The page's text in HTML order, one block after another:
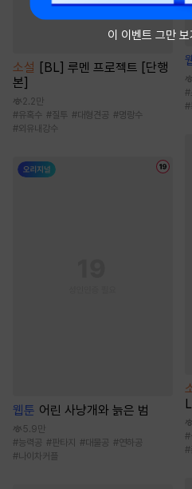
소설 [BL] 루멘 프로젝트 [단행
본]
2.2만
#유혹수 #질투 #대형견공 #명랑수
#외유내강수
웹툰 어린 사냥개와 늙은 범
5.9만
#능력공 # 판타지 #대물공 #연하공
#나이차커플
#
#
#
#
이 이벤트 그만 보